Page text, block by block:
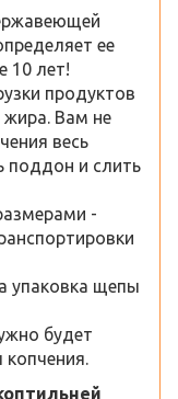
ее
10 лет!
продуктов
Вам не
весь
поддон и слить
-
упаковка щепы
будет
копчения.